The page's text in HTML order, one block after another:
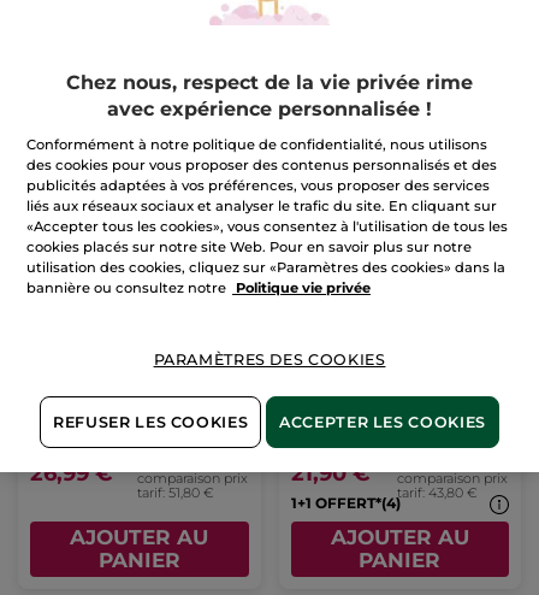
comparaison
AJOUTER AU
PANIER
-48%
Rituel Hydra - Regard &
(649)
26,99 €
comparaison prix
tarif: 51,80 €
AJOUTER AU
PANIER
1+1 Gel-Crème
21,90 €
comparaison prix
tarif: 43,80 €
1+1 OFFERT*(4)
AJOUTER AU
PANIER
Chez nous, respect de la vie privée rime
avec expérience personnalisée !
Conformément à notre politique de confidentialité, nous utilisons
des cookies pour vous proposer des contenus personnalisés et des
publicités adaptées à vos préférences, vous proposer des services
liés aux réseaux sociaux et analyser le trafic du site. En cliquant sur
«Accepter tous les cookies», vous consentez à l'utilisation de tous les
cookies placés sur notre site Web. Pour en savoir plus sur notre
utilisation des cookies, cliquez sur «Paramètres des cookies» dans la
bannière ou consultez notre
Politique vie privée
PARAMÈTRES DES COOKIES
REFUSER LES COOKIES ACCEPTER LES COOKIES